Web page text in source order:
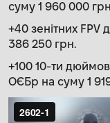
суму 1 960 000
+40 зенітних FPV
386 250 грн.
+100 10-ти
ОЄБр на суму 1